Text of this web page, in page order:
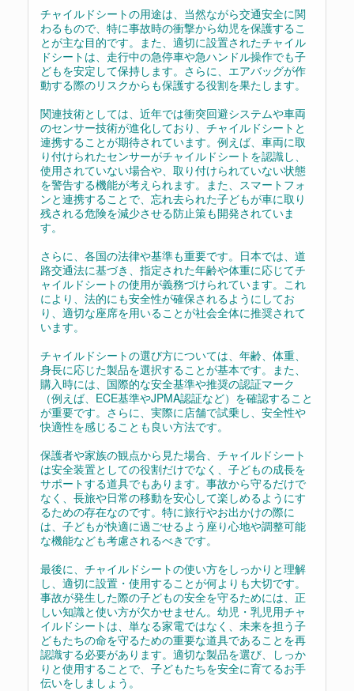
チャイルドシートの用途は、当然ながら交通安全に関
わるもので、特に事故時の衝撃から幼児を保護するこ
とが主な目的です。また、適切に設置されたチャイル
ドシートは、走行中の急停車や急ハンドル操作でも子
どもを安定して保持します。さらに、エアバッグが作
動する際のリスクからも保護する役割を果たします。
関連技術としては、近年では衝突回避システムや車両
のセンサー技術が進化しており、チャイルドシートと
連携することが期待されています。例えば、車両に取
り付けられたセンサーがチャイルドシートを認識し、
使用されていない場合や、取り付けられていない状態
を警告する機能が考えられます。また、スマートフォ
ンと連携することで、忘れ去られた子どもが車に取り
残される危険を減少させる防止策も開発されていま
す。
さらに、各国の法律や基準も重要です。日本では、道
路交通法に基づき、指定された年齢や体重に応じてチ
ャイルドシートの使用が義務づけられています。これ
により、法的にも安全性が確保されるようにしてお
り、適切な座席を用いることが社会全体に推奨されて
います。
チャイルドシートの選び方については、年齢、体重、
身長に応じた製品を選択することが基本です。また、
購入時には、国際的な安全基準や推奨の認証マーク
（例えば、ECE基準やJPMA認証など）を確認すること
が重要です。さらに、実際に店舗で試乗し、安全性や
快適性を感じることも良い方法です。
保護者や家族の観点から見た場合、チャイルドシート
は安全装置としての役割だけでなく、子どもの成長を
サポートする道具でもあります。事故から守るだけで
なく、長旅や日常の移動を安心して楽しめるようにす
るための存在なのです。特に旅行やお出かけの際に
は、子どもが快適に過ごせるよう座り心地や調整可能
な機能なども考慮されるべきです。
最後に、チャイルドシートの使い方をしっかりと理解
し、適切に設置・使用することが何よりも大切です。
事故が発生した際の子どもの安全を守るためには、正
しい知識と使い方が欠かせません。幼児・乳児用チャ
イルドシートは、単なる家電ではなく、未来を担う子
どもたちの命を守るための重要な道具であることを再
認識する必要があります。適切な製品を選び、しっか
りと使用することで、子どもたちを安全に育てるお手
伝いをしましょう。